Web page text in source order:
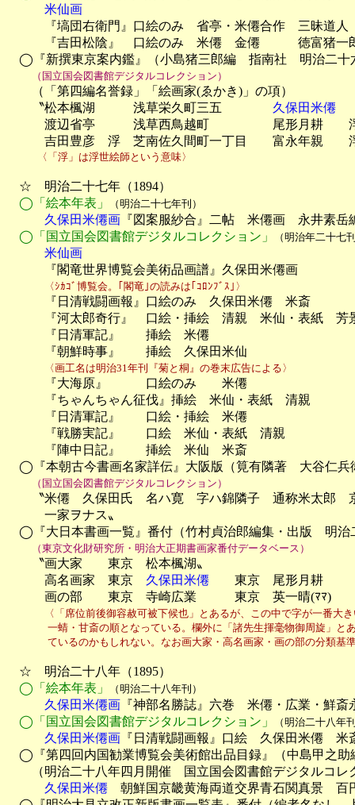
米仙画
『塙団右衛門』口絵のみ　省亭・米僊合作　三昧道人
『吉田松陰』　口絵のみ　米僊　金僊　　　徳富猪一
◯『新撰東京案内鑑』（小島猪三郎編　指南社　明治二十
（国立国会図書館デジタルコレクション）
（「第四編名誉録」「絵画家(ゑかき)」の項）
〝松本楓湖　　　浅草栄久町三五 久保田米僊
渡辺省亭　　　浅草西鳥越町　　　　　尾形月耕　　
吉田豊彦　浮　芝南佐久間町一丁目　　富永年親　　
〈「浮」は浮世絵師という意味〉
☆　明治二十七年（1894）
◯「絵本年表」
（明治二十七年刊）
久保田米僊画 『図案服紗合』二帖　米僊画　永井素
◯「国立国会図書館デジタルコレクション」
（明治年二十七
米仙画
『閣竜世界博覧会美術品画譜』久保田米僊画　　　　　
〈ｼｶｺﾞ博覧会。｢閣竜｣の読みは｢ｺﾛﾝﾌﾞｽ｣〉
『日清戦闘画報』口絵のみ　久保田米僊　米斎　　　　
『河太郎奇行』　口絵・挿絵　清親　米仙・表紙　芳
『日清軍記』　　挿絵　米僊　　　　　　　　　　　
『朝鮮時事』　　挿絵　久保田米仙　　　　　　　　
〈画工名は明治31年刊『菊と桐』の巻末広告による〉
『大海原』　　　口絵のみ　　米僊　　　　　　　　
『ちゃんちゃん征伐』挿絵　米仙・表紙　清親　　　
『日清軍記』　　口絵・挿絵　米僊　　　　　　　　
『戦勝実記』　　口絵　米仙・表紙　清親　　　　　
『陣中日記』　　挿絵　米仙　米斎　　　　　　　　
◯『本朝古今書画名家詳伝』大阪版（筧有隣著　大谷仁兵
（国立国会図書館デジタルコレクション）
〝米僊　久保田氏　名ハ寛　字ハ錦隣子　通称米太郎　
一家ヲナス〟
◯『大日本書画一覧』番付（竹村貞治郎編集・出版　明治
（東京文化財研究所・明治大正期書画家番付データベース）
〝画大家　　東京　松本楓湖〟
高名画家　東京 久保田米僊 東京　尾形月耕
画の部　　東京　寺崎広業　　　東京　英一晴(ﾏﾏ)　　
〈「席位前後御容赦可被下候也」とあるが、この中で字が一番大
一蜻・甘斎の順となっている。欄外に「諸先生揮毫物御周旋」とあ
ているのかもしれない。なお画大家・高名画家・画の部の分類基準
☆　明治二十八年（1895）
◯「絵本年表」
（明治二十八年刊）
久保田米僊画 『神部名勝誌』六巻　米僊・広業・鮮
◯「国立国会図書館デジタルコレクション」
（明治二十八年
久保田米僊画 『日清戦闘画報』口絵　久保田米僊　
◯『第四回内国勧業博覧会美術館出品目録』（中島甲之助
（明治二十八年四月開催　国立国会図書館デジタルコレ
久保田米僊 朝鮮国京畿黄海両道交界青石関真景　百